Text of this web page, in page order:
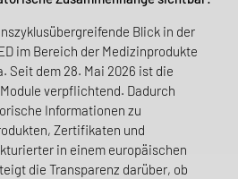
Blick in der
im Bereich der Medizinprodukte
Seit dem 28. Mai 2026 ist die
verpflichtend. Dadurch
Informationen zu
Zertifikaten und
in einem europäischen
die Transparenz darüber, ob